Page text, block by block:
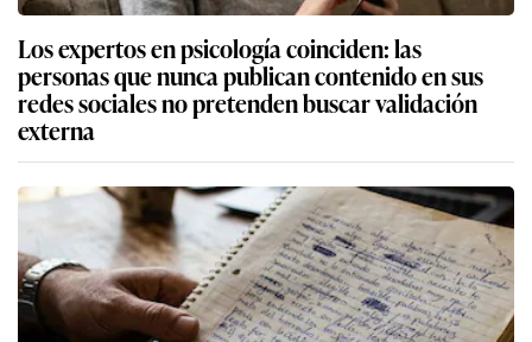
Los expertos en psicología coinciden: las
personas que nunca publican contenido en sus
redes sociales no pretenden buscar validación
externa